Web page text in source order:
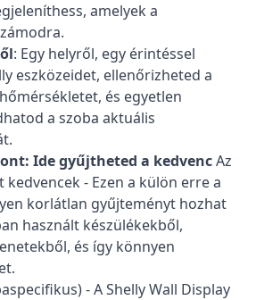
amelyek a
: Egy helyről, egy érintéssel
eszközeidet, ellenőrizheted a
és egyetlen
a szoba aktuális
Ide gyűjtheted a kedvencAz
- Ezen a külön erre a
korlátlan gyűjteményt hozhat
használt készülékekből,
és így könnyen
- A Shelly Wall Display